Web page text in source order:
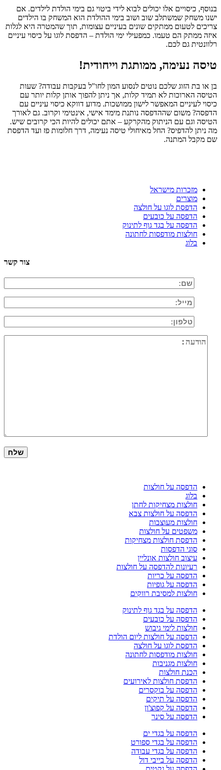
בנוסף, כיסויים אלו יכולים לבוא לידי ביטוי גם בימי הולדת לילדים. אם
ישנו משחק שמשתלב שוב ושוב בימי ההולדת הוא המשחק בו הילדים
צריכים לטעום ממתקים שונים בעיניים עצומות, תוך שהמטרה היא לגלות
איזה ממתק הם טעמו. כמפעילי ימי הולדת – הדפסת לוגו על כיסוי עיניים
רלוונטית גם לכם.
טיסה נעימה, ממותגת וייחודית!
בן או בת הזוג שלכם נוטים לנסוע המון לחו"ל בעקבות עבודה? שעות
הטיסה הארוכות לא תמיד קלות, אך ניתן להפוך אותן קלות יותר עם
כיסוי לעיניים המאפשר לישון ממושכות. מדוע דווקא כיסוי עיניים עם
הדפסה? משום שההדפסה נותנת מימד אישי, אינטימי וקרוב. גם לאורך
הטיסה וגם עם הניתוק מהקרקע – אתם יכולים להיות הכי קרובים שיש.
מה ניתן להדפיס? החל מאיחולי טיסה נעימה, דרך חלומות פז ועד הדפסת
שם מקבל המתנה.
מזכרות מישראל
מוצרים
הדפסת לוגו על חולצה
הדפסה על כובעים
הדפסה על בגד גוף לתינוק
חולצות מודפסות לחתונה
בלוג
צור קשר
הדפסה על חולצות
בלוג
חולצות מצחיקות לחתן
הדפסה על חולצות צבא
חולצות מעוצבות
משפטים על חולצות
הדפסת חולצות מצחיקות
סוגי הדפסות
עיצוב חולצות אונליין
רעיונות להדפסה על חולצות
הדפסה על כריות
הדפסה על גופיות
חולצות למסיבת רווקים
הדפסה על בגד גוף לתינוק
הדפסה על כובעים
חולצות לימי גיבוש
הדפסה על חולצות ליום הולדת
הדפסת לוגו על חולצה
חולצות מודפסות לחתונה
חולצות מגניבות
הכנת חולצות
הדפסת חולצות לאירועים
הדפסה על בוקסרים
הדפסה על תיקים
הדפסה על קפוצ'ון
הדפסה על סינר
הדפסה על בגדי ים
הדפסה על בגדי ספורט
הדפסה על בגדי עבודה
הדפסה על בייבי דול